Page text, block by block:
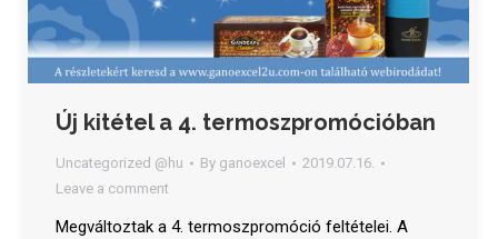
Új kitétel a 4. termoszpromócióban
Uncategorized @hu By ganoexcel
2019.07.16.
Leave a comment
Megváltoztak a 4. termoszpromóció feltételei. A